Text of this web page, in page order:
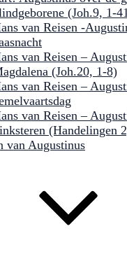
(Joh.9, 1-
van Reisen -
van Reisen –
(Joh.20, 1-8)
van Reisen –
van Reisen –
(Handelingen
van Augustinus